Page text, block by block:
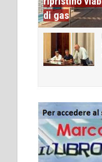
di gas